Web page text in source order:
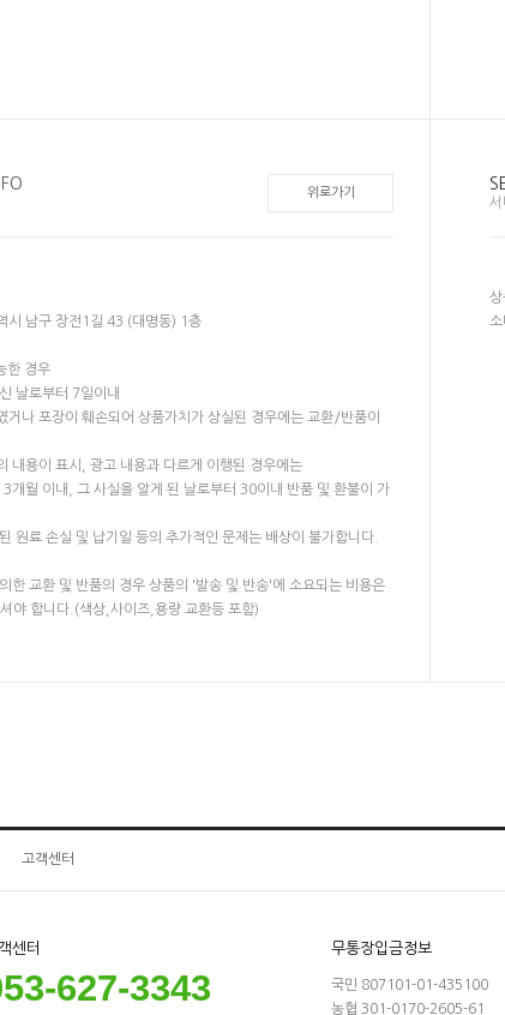
위로가기
남구 장전1길 43 (대명동) 1층
한 경우
날로부터 7일이내
거나 포장이 훼손되어 상품가치가 상실된 경우에는 교환/반품이
내용이 표시, 광고 내용과 다르게 이행된 경우에는
개월 이내, 그 사실을 알게 된 날로부터 30이내 반품 및 환불이 가
원료 손실 및 납기일 등의 추가적인 문제는 배상이 불가합니다.
한 교환 및 반품의 경우 상품의 '발송 및 반송'에 소요되는 비용은
야 합니다.(색상,사이즈,용량 교환등 포함)
서
상
소
고객센터
센터
627-3343
무통장입금정보
국민 807101-01-435100
농협 301-0170-2605-61